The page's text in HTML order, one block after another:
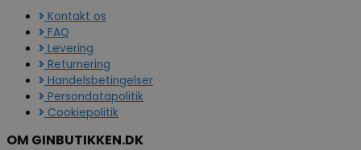
Kontakt os
FAQ
Levering
Returnering
Handelsbetingelser
Persondatapolitik
Cookiepolitik
OM GINBUTIKKEN.DK